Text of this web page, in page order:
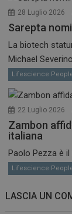
28 Luglio 2026
Sarepta
La biotech
Michael
Lifescience
22 Luglio 2026
Zambon
italiana
Paolo Pezza è il
Lifescience
LASCIA UN